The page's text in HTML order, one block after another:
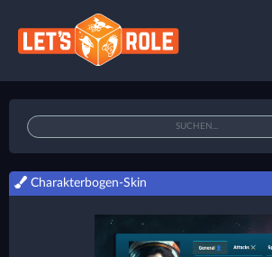
Charakterbogen-Skin